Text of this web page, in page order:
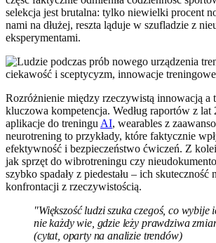
selekcja jest brutalna: tylko niewielki procent
nami na dłużej, reszta ląduje w szufladzie z
eksperymentami.
Rozróżnienie między rzeczywistą innowacją a
kluczowa kompetencja. Według raportów z lat
aplikacje do treningu AI, wearables z
neurotrening to przykłady, które faktycznie
efektywność i bezpieczeństwo ćwiczeń. Z
jak sprzęt do wibrotreningu czy
szybko spadały z piedestału – ich skuteczność
konfrontacji z rzeczywistością.
"Większość ludzi szuka czegoś, co wybije
nie każdy wie, gdzie leży prawdziwa
(cytat, oparty na analizie trendów)